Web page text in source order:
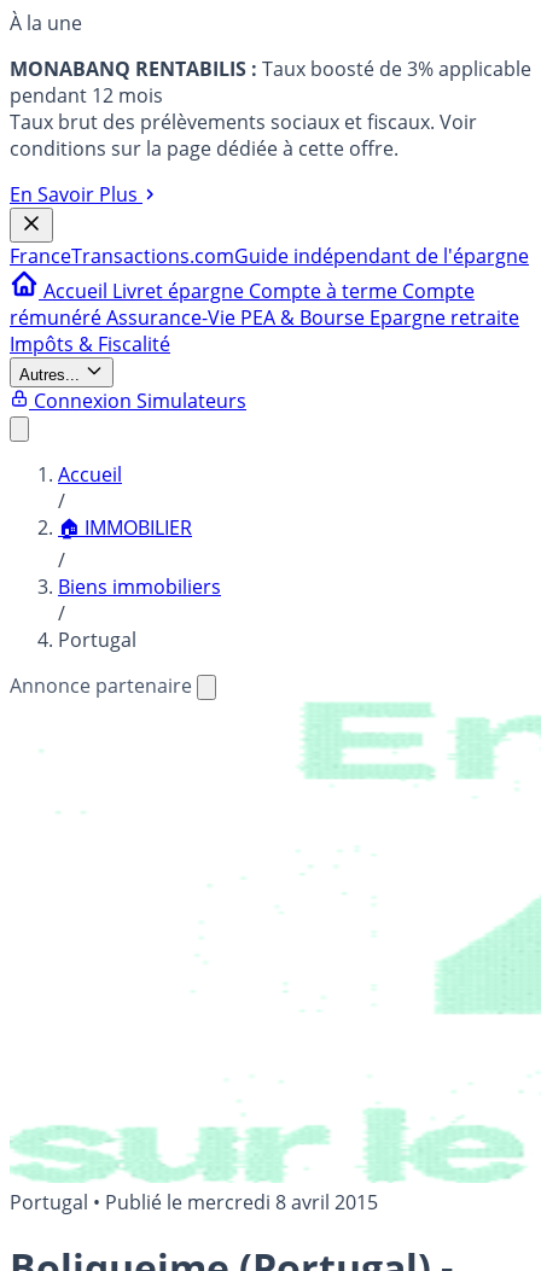
À la une
MONABANQ RENTABILIS : Taux boosté de 3% applicable
pendant 12 mois
Taux brut des prélèvements sociaux et fiscaux. Voir
conditions sur la page dédiée à cette offre.
En Savoir Plus
FranceTransactions.comGuide indépendant de l'épargne
Accueil Livret épargne Compte à terme Compte
rémunéréAssurance-Vie PEA & Bourse Epargne retraite
Impôts & Fiscalité
Autres...
Connexion Simulateurs
Accueil
/
🏠 IMMOBILIER
/
Biens immobiliers
/
Portugal
Annonce partenaire
Portugal • Publié le mercredi 8 avril 2015